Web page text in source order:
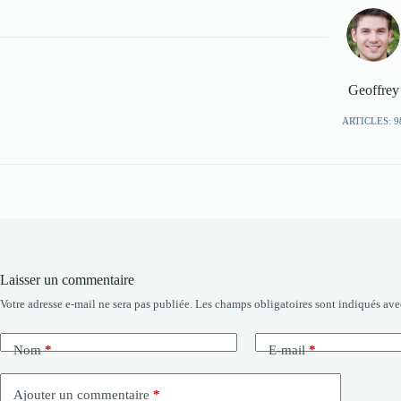
Geoffrey
ARTICLES:
Laisser un commentaire
Votre adresse e-mail ne sera pas publiée. Les champs obligatoires sont indiqués
Nom* E-mail*
Ajouter un commentaire *